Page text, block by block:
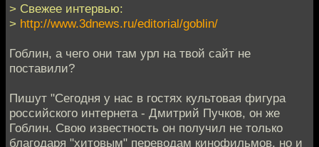
> Свежее интервью:
> http://www.3dnews.ru/editorial/goblin/
Гоблин, а чего они там урл на твой сайт не
поставили?
Пишут "Сегодня у нас в гостях культовая фигура
российского интернета - Дмитрий Пучков, он же
Гоблин. Свою известность он получил не только
благодаря "хитовым" переводам кинофильмов, но и